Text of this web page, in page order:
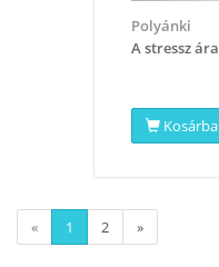
Polyánki
A stressz ára
Kosárba
« 1 2 »